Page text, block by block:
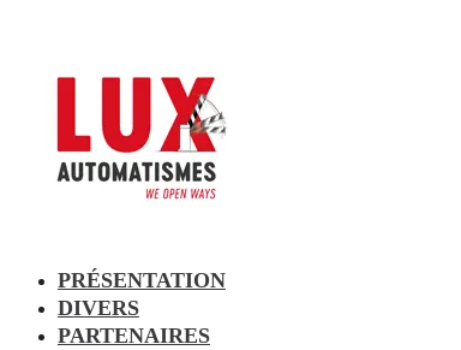
PRÉSENTATION
DIVERS
PARTENAIRES